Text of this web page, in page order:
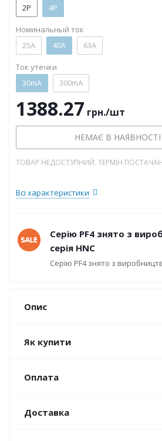
2P
4P
Номинальный ток
25А
40А 63А
Ток утечки
30mA
300mA
1388.27 грн./шт
НЕМАЄ В НАЯВНОСТІ
ТОВАР НЕДОСТУПНИЙ. ТЕРМІН
Всі характеристики
Серію PF4 знято з
серія HNC
Серію PF4 знято з
Опис
Як купити
Оплата
Доставка